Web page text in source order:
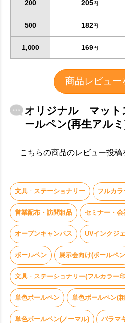
200 205円
500 182円
1,000 169円
商品レビュー
オリジナル マット
ールペン(再生アル
こちらの商品のレビュー投稿
文具・ステーショナリー フルカラ
営業配布・訪問粗品 セミナー・会
オープンキャンパス UVインクジ
ボールペン 展示会向け(ボールペ
文具・ステーショナリー(フルカラー
単色ボールペン 単色ボールペン(
単色ボールペン(ノーマル) バラマ